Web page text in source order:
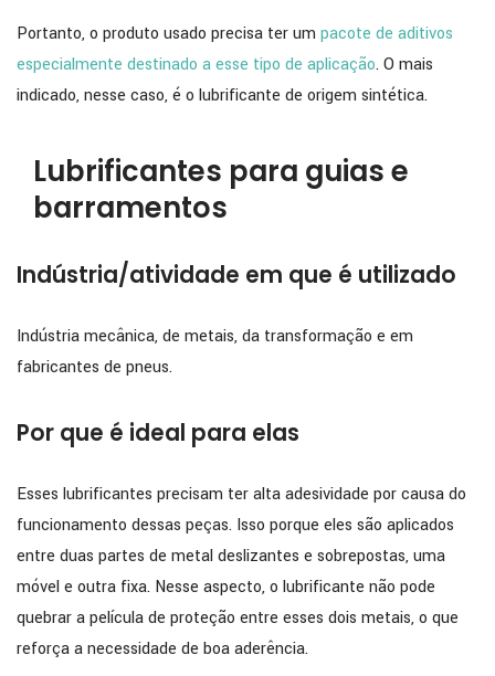
Portanto, o produto usado precisa ter um pacote de aditivos
especialmente destinado a esse tipo de aplicação. O mais
indicado, nesse caso, é o lubrificante de origem sintética.
Lubrificantes para guias e
barramentos
Indústria/atividade em que é utilizado
Indústria mecânica, de metais, da transformação e em
fabricantes de pneus.
Por que é ideal para elas
Esses lubrificantes precisam ter alta adesividade por causa do
funcionamento dessas peças. Isso porque eles são aplicados
entre duas partes de metal deslizantes e sobrepostas, uma
móvel e outra fixa. Nesse aspecto, o lubrificante não pode
quebrar a película de proteção entre esses dois metais, o que
reforça a necessidade de boa aderência.